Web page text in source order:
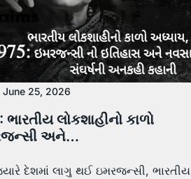
June 25, 2026
લોકશાહીનો કાળો
અને…
દેશમાં લાગુ થઈ ઇમરજન્સી, ભારતીય